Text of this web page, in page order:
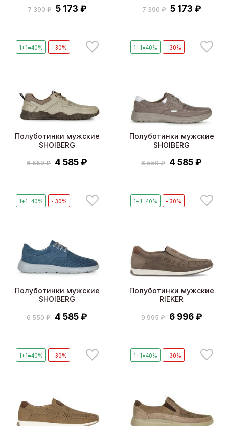
7 390 ₽ 5 173 ₽ 7 390 ₽ 5 173 ₽
1+1=40% - 30%
Полуботинки мужские
SHOIBERG
6 550 ₽ 4 585 ₽
1+1=40% - 30%
Полуботинки мужские
SHOIBERG
6 550 ₽ 4 585 ₽
1+1=40% - 30%
Полуботинки мужские
SHOIBERG
6 550 ₽ 4 585 ₽
1+1=40% - 30%
Полуботинки мужские
RIEKER
9 995 ₽ 6 996 ₽
1+1=40% - 30% 1+1=40% - 30%